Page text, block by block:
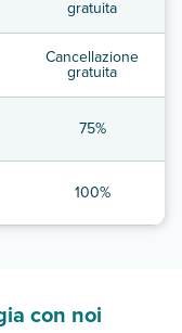
gratuita
Cancellazione
gratuita
75%
100%
con noi